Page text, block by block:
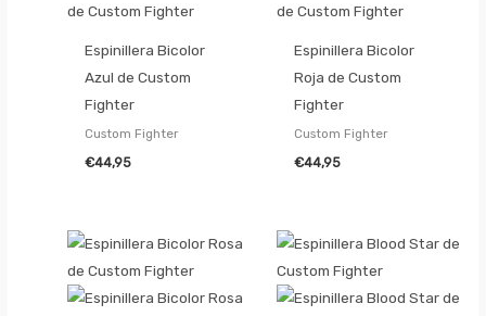
Espinillera Bicolor
Azul de Custom
Fighter
Custom Fighter
€44,95
Espinillera Bicolor
Roja de Custom
Fighter
Custom Fighter
€44,95